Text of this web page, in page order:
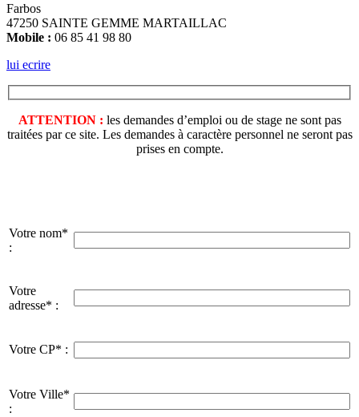
Farbos
47250 SAINTE GEMME MARTAILLAC
Mobile : 06 85 41 98 80
lui ecrire
ATTENTION : les demandes d’emploi ou de stage ne sont pas
traitées par ce site. Les demandes à caractère personnel ne seront pas
prises en compte.
Votre nom*
:
Votre
adresse* :
Votre CP* :
Votre Ville*
: